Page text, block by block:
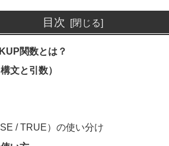
目次
関数とは？
文と引数）
/ TRUE）の使い分け